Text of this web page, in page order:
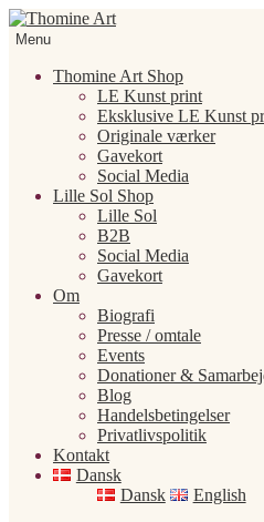
Spring
til
Spring
tilMenu
Thomine Art Shop
LE Kunst print
Eksklusive LE Kunst
Originale værker
Gavekort
Social Media
Lille Sol Shop
Lille Sol
B2B
Social Media
Gavekort
Om
Biografi
Presse / omtale
Events
Donationer &
Blog
Handelsbetingelser
Privatlivspolitik
Kontakt
Dansk
Dansk
English